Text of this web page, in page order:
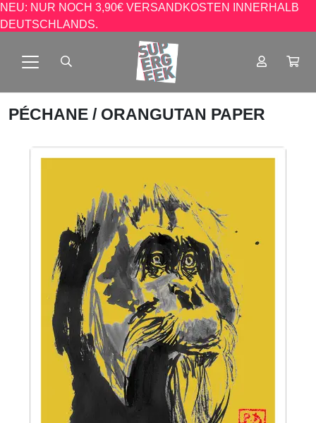
NEU: NUR NOCH 3,90€ VERSANDKOSTEN INNERHALB
DEUTSCHLANDS.
PÉCHANE / ORANGUTAN PAPER